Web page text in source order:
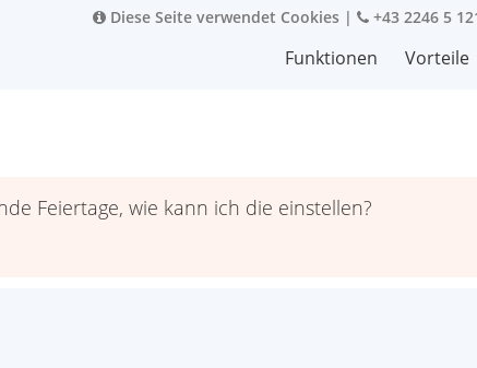
Diese Seite verwendet Cookies | +43 2246 5
Funktionen Vorteile
Feiertage, wie kann ich die einstellen?